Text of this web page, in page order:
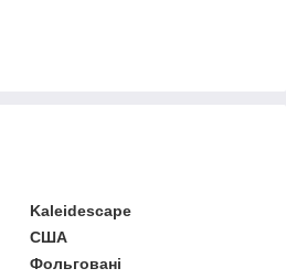
Kaleidescape
США
Фольговані